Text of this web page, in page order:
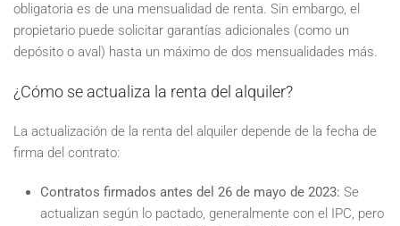
obligatoria es de una mensualidad de renta. Sin embargo, el
propietario puede solicitar garantías adicionales (como un
depósito o aval) hasta un máximo de dos mensualidades más.
¿Cómo se actualiza la renta del alquiler?
La actualización de la renta del alquiler depende de la fecha de
firma del contrato:
Contratos firmados antes del 26 de mayo de 2023: Se
actualizan según lo pactado, generalmente con el IPC, pero